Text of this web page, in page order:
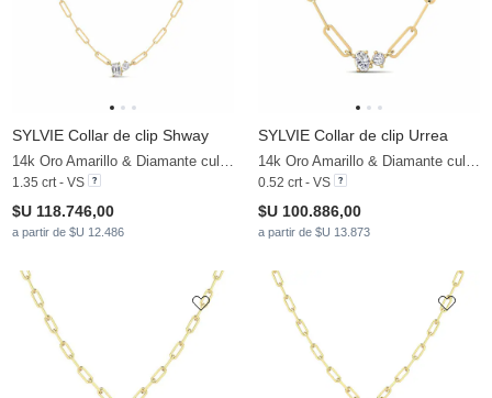
SYLVIE Collar de clip Shway
14k Oro Amarillo & Diamante cultivado en laboratorio
1.35 crt - VS
$U 118.746,00
a partir de $U 12.486
SYLVIE Collar de clip Urrea
14k Oro Amarillo & Diamante cultivado en laboratorio
0.52 crt - VS
$U 100.886,00
a partir de $U 13.873